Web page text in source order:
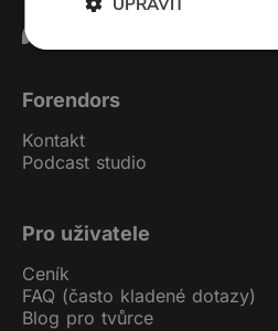
Forendors
Kontakt
Podcast studio
Pro uživatele
Ceník
FAQ (často kladené dotazy)
Blog pro tvůrce